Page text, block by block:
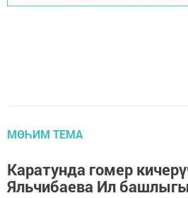
МӨҺИМ ТЕМА
Каратунда гомер
Яльчибаева Ил